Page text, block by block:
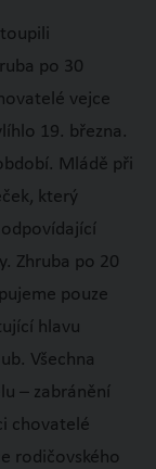
po 30
vejce
19. března.
Mládě při
který
Zhruba po 20
pouze
hlavu
Všechna
– zabránění
chovatelé
rodičovského